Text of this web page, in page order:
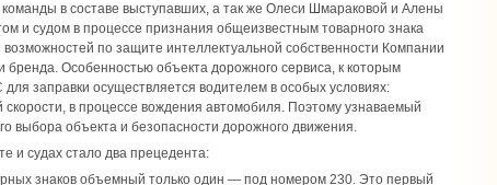
в составе выступавших, а так же Олеси Шмараковой и Алены
и судом в процессе признания общеизвестным товарного знака
по защите интеллектуальной собственности Компании
Особенностью объекта дорожного сервиса, к которым
заправки осуществляется водителем в особых условиях:
в процессе вождения автомобиля. Поэтому узнаваемый
выбора объекта и безопасности дорожного движения.
и судах стало два прецедента:
знаков объемный только один — под номером 230. Это первый